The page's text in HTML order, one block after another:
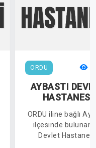
ORDU
AYBASTI
HASTANESİ
ORDU iline bağlı
ilçesinde bulunan
Devlet